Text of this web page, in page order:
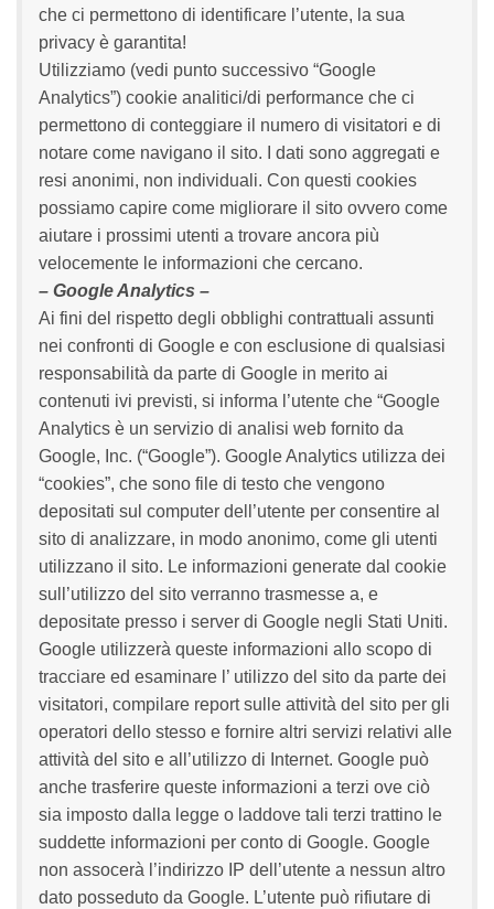
che ci permettono di identificare l’utente, la sua
privacy è garantita!
Utilizziamo (vedi punto successivo “Google
Analytics”) cookie analitici/di performance che ci
permettono di conteggiare il numero di visitatori e di
notare come navigano il sito. I dati sono aggregati e
resi anonimi, non individuali. Con questi cookies
possiamo capire come migliorare il sito ovvero come
aiutare i prossimi utenti a trovare ancora più
velocemente le informazioni che cercano.
– Google Analytics –
Ai fini del rispetto degli obblighi contrattuali assunti
nei confronti di Google e con esclusione di qualsiasi
responsabilità da parte di Google in merito ai
contenuti ivi previsti, si informa l’utente che “Google
Analytics è un servizio di analisi web fornito da
Google, Inc. (“Google”). Google Analytics utilizza dei
“cookies”, che sono file di testo che vengono
depositati sul computer dell’utente per consentire al
sito di analizzare, in modo anonimo, come gli utenti
utilizzano il sito. Le informazioni generate dal cookie
sull’utilizzo del sito verranno trasmesse a, e
depositate presso i server di Google negli Stati Uniti.
Google utilizzerà queste informazioni allo scopo di
tracciare ed esaminare l’ utilizzo del sito da parte dei
visitatori, compilare report sulle attività del sito per gli
operatori dello stesso e fornire altri servizi relativi alle
attività del sito e all’utilizzo di Internet. Google può
anche trasferire queste informazioni a terzi ove ciò
sia imposto dalla legge o laddove tali terzi trattino le
suddette informazioni per conto di Google. Google
non assocerà l’indirizzo IP dell’utente a nessun altro
dato posseduto da Google. L’utente può rifiutare di